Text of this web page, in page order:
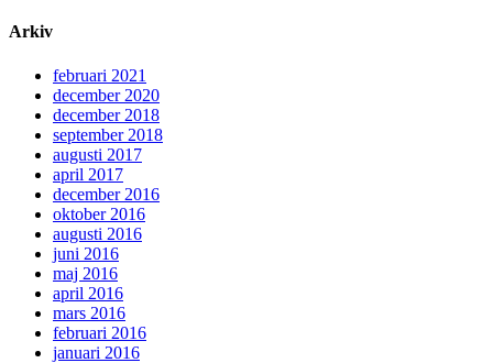
Arkiv
februari 2021
december 2020
december 2018
september 2018
augusti 2017
april 2017
december 2016
oktober 2016
augusti 2016
juni 2016
maj 2016
april 2016
mars 2016
februari 2016
januari 2016